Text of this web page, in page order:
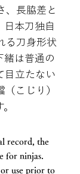
、長脇差と
日本刀独自
る刀身形状
緒は普通の
目立たない
こじり）
record, the
for ninjas.
use prior to